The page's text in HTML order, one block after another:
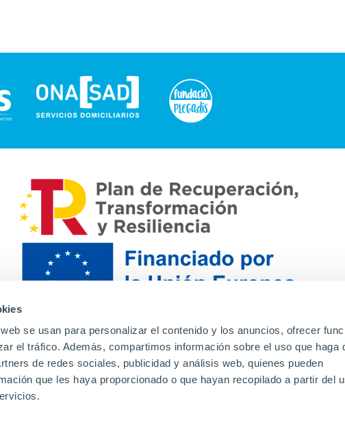
se usan para personalizar el contenido y los anuncios, ofrecer
el tráfico. Además, compartimos información sobre el uso que haga
de redes sociales, publicidad y análisis web, quienes pueden
que les haya proporcionado o que hayan recopilado a partir del
Contacto Canal de denuncias Envia tu CV
Proveedores
Aviso Legal